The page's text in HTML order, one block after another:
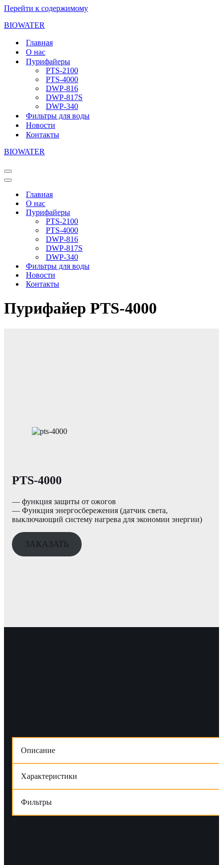
Перейти к содержимому
BIOWATER
Главная
О нас
Пурифайеры
PTS-2100
PTS-4000
DWP-816
DWP-817S
DWP-340
Фильтры для воды
Новости
Контакты
BIOWATER
Меню
навигации
Меню
навигацииГлавная
О нас
Пурифайеры
PTS-2100
PTS-4000
DWP-816
DWP-817S
DWP-340
Фильтры для воды
Новости
Контакты
Пурифайер PTS-4000
PTS-4000
— функция защиты от ожогов
— Функция энергосбережения (датчик света,
выключающий систему нагрева для экономии энергии)
ЗАКАЗАТЬ
Описание
Характеристики
Фильтры